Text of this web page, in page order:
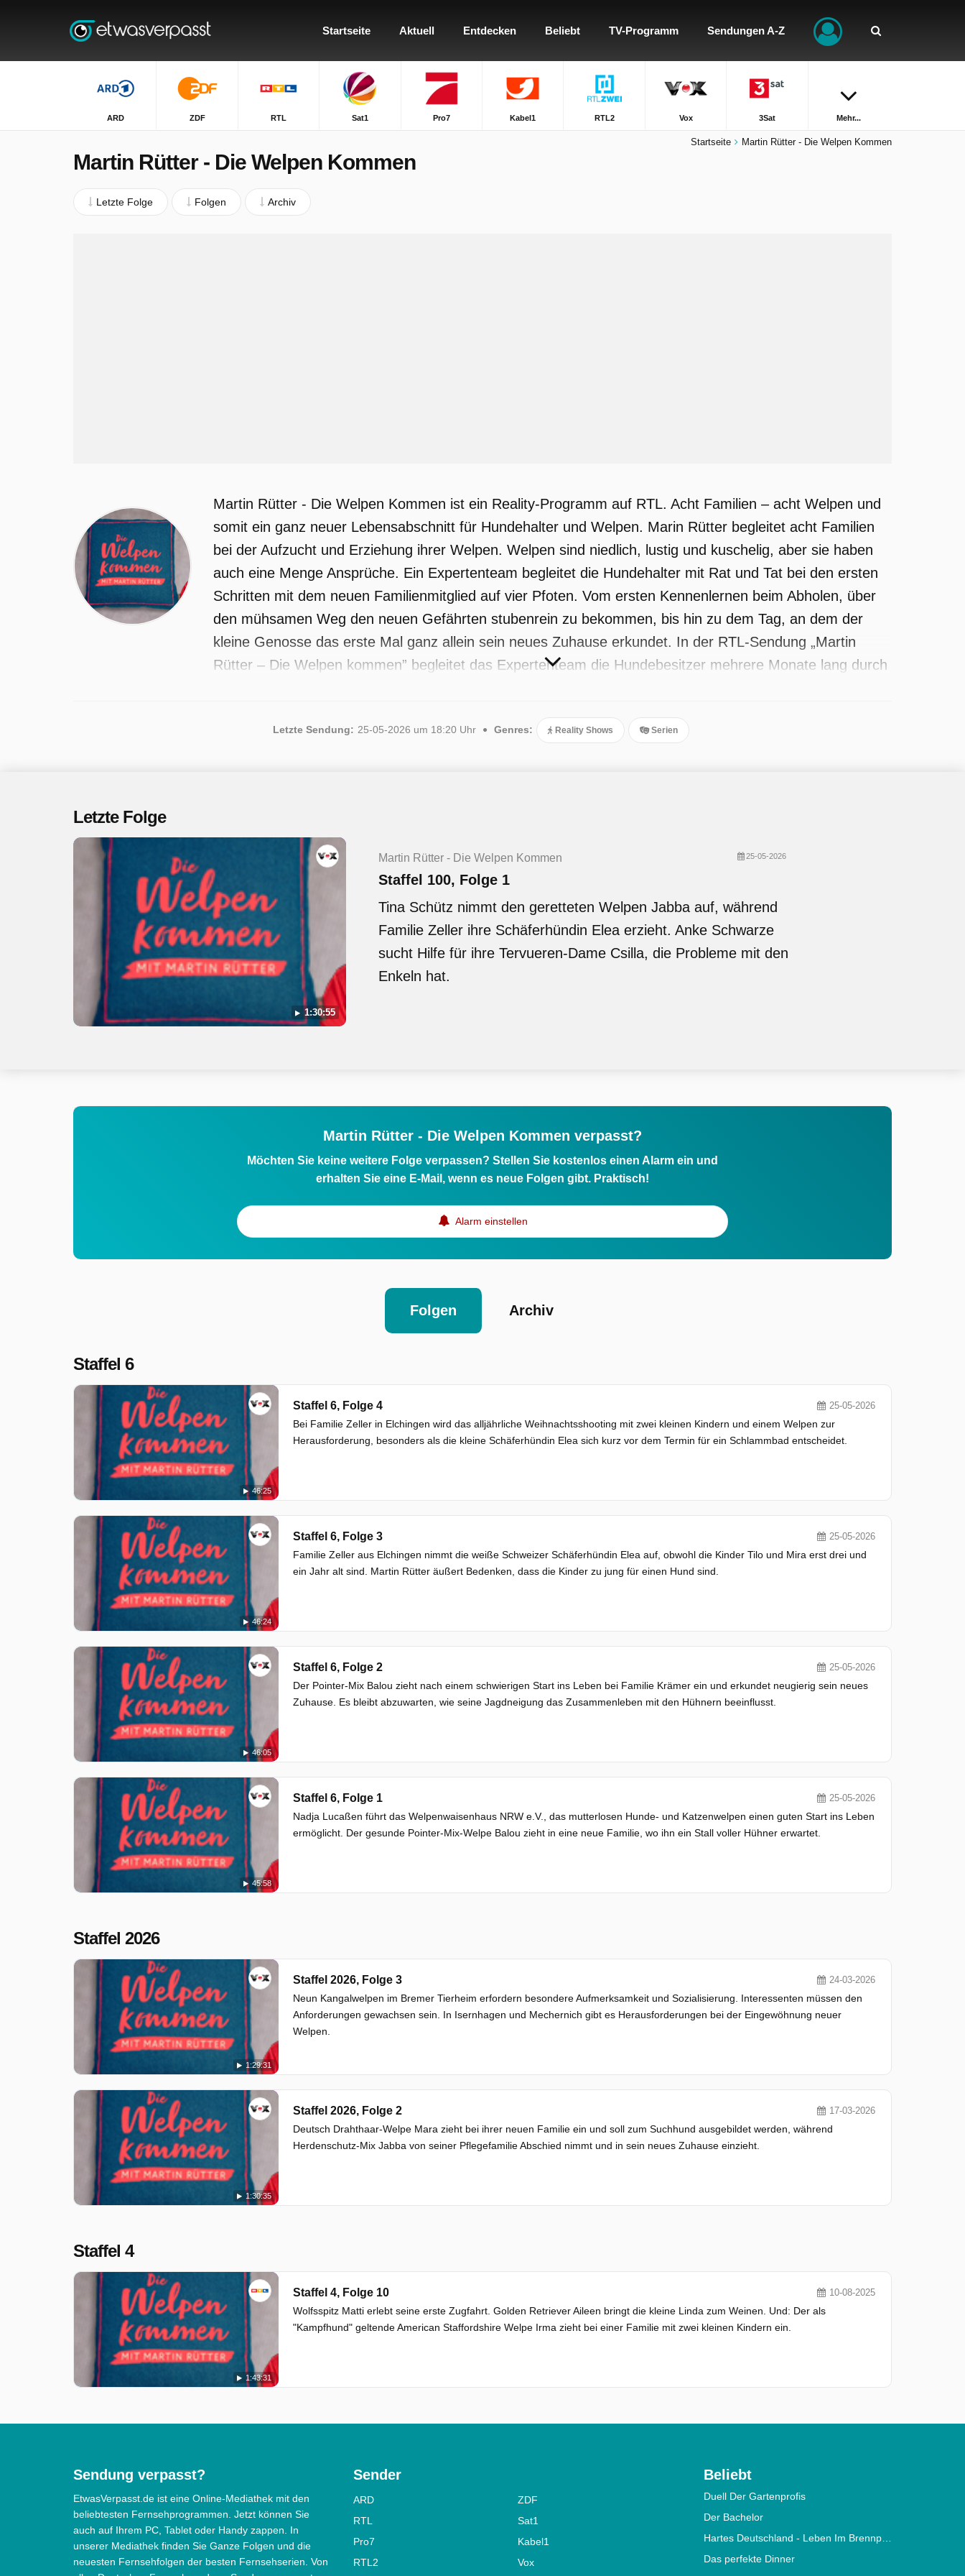
Startseite Aktuell Entdecken Beliebt TV-Programm Sendungen A-Z
ARD ZDF RTL Sat1 Pro7 Kabel1 RTL2 Vox 3Sat Mehr...
Startseite Martin Rütter - Die Welpen Kommen
Martin Rütter - Die Welpen Kommen
Letzte Folge Folgen Archiv
Martin Rütter - Die Welpen Kommen ist ein Reality-Programm auf RTL. Acht Familien – acht Welpen und
somit ein ganz neuer Lebensabschnitt für Hundehalter und Welpen. Marin Rütter begleitet acht Familien
bei der Aufzucht und Erziehung ihrer Welpen. Welpen sind niedlich, lustig und kuschelig, aber sie haben
auch eine Menge Ansprüche. Ein Expertenteam begleitet die Hundehalter mit Rat und Tat bei den ersten
Schritten mit dem neuen Familienmitglied auf vier Pfoten. Vom ersten Kennenlernen beim Abholen, über
den mühsamen Weg den neuen Gefährten stubenrein zu bekommen, bis hin zu dem Tag, an dem der
kleine Genosse das erste Mal ganz allein sein neues Zuhause erkundet. In der RTL-Sendung „Martin
Rütter – Die Welpen kommen” begleitet das Expertenteam die Hundebesitzer mehrere Monate lang durch
Letzte Sendung: 25-05-2026 um 18:20 Uhr Genres: Reality Shows Serien
Letzte Folge
1:30:55
Martin Rütter - Die Welpen Kommen 25-05-2026
Staffel 100, Folge 1
Tina Schütz nimmt den geretteten Welpen Jabba auf, während
Familie Zeller ihre Schäferhündin Elea erzieht. Anke Schwarze
sucht Hilfe für ihre Tervueren-Dame Csilla, die Probleme mit den
Enkeln hat.
Martin Rütter - Die Welpen Kommen verpasst?
Möchten Sie keine weitere Folge verpassen? Stellen Sie kostenlos einen Alarm ein und
erhalten Sie eine E-Mail, wenn es neue Folgen gibt. Praktisch!
Alarm einstellen
Folgen Archiv
Staffel 6
46:25
Staffel 6, Folge 4 25-05-2026
Bei Familie Zeller in Elchingen wird das alljährliche Weihnachtsshooting mit zwei kleinen Kindern und einem Welpen zur
Herausforderung, besonders als die kleine Schäferhündin Elea sich kurz vor dem Termin für ein Schlammbad entscheidet.
46:24
Staffel 6, Folge 3 25-05-2026
Familie Zeller aus Elchingen nimmt die weiße Schweizer Schäferhündin Elea auf, obwohl die Kinder Tilo und Mira erst drei und
ein Jahr alt sind. Martin Rütter äußert Bedenken, dass die Kinder zu jung für einen Hund sind.
46:05
Staffel 6, Folge 2 25-05-2026
Der Pointer-Mix Balou zieht nach einem schwierigen Start ins Leben bei Familie Krämer ein und erkundet neugierig sein neues
Zuhause. Es bleibt abzuwarten, wie seine Jagdneigung das Zusammenleben mit den Hühnern beeinflusst.
45:58
Staffel 6, Folge 1 25-05-2026
Nadja Lucaßen führt das Welpenwaisenhaus NRW e.V., das mutterlosen Hunde- und Katzenwelpen einen guten Start ins Leben
ermöglicht. Der gesunde Pointer-Mix-Welpe Balou zieht in eine neue Familie, wo ihn ein Stall voller Hühner erwartet.
Staffel 2026
1:29:31
Staffel 2026, Folge 3 24-03-2026
Neun Kangalwelpen im Bremer Tierheim erfordern besondere Aufmerksamkeit und Sozialisierung. Interessenten müssen den
Anforderungen gewachsen sein. In Isernhagen und Mechernich gibt es Herausforderungen bei der Eingewöhnung neuer
Welpen.
1:30:35
Staffel 2026, Folge 2 17-03-2026
Deutsch Drahthaar-Welpe Mara zieht bei ihrer neuen Familie ein und soll zum Suchhund ausgebildet werden, während
Herdenschutz-Mix Jabba von seiner Pflegefamilie Abschied nimmt und in sein neues Zuhause einzieht.
Staffel 4
1:43:31
Staffel 4, Folge 10 10-08-2025
Wolfsspitz Matti erlebt seine erste Zugfahrt. Golden Retriever Aileen bringt die kleine Linda zum Weinen. Und: Der als
"Kampfhund" geltende American Staffordshire Welpe Irma zieht bei einer Familie mit zwei kleinen Kindern ein.
Sendung verpasst?
EtwasVerpasst.de ist eine Online-Mediathek mit den
beliebtesten Fernsehprogrammen. Jetzt können Sie
auch auf Ihrem PC, Tablet oder Handy zappen. In
unserer Mediathek finden Sie Ganze Folgen und die
neuesten Fernsehfolgen der besten Fernsehserien. Von
Sender
ARD
ZDF
RTL
Sat1
Pro7
Kabel1
RTL2
Vox
Beliebt
Duell Der Gartenprofis
Der Bachelor
Hartes Deutschland - Leben Im Brennpunkt
Das perfekte Dinner